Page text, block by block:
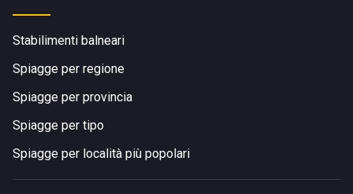
Stabilimenti balneari
Spiagge per regione
Spiagge per provincia
Spiagge per tipo
Spiagge per località più popolari